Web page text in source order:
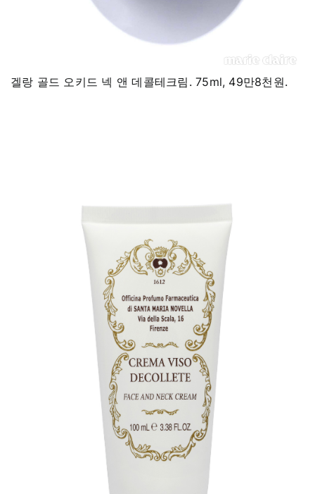
겔랑 골드 오키드 넥 앤 데콜테크림. 75ml, 49만8천원.